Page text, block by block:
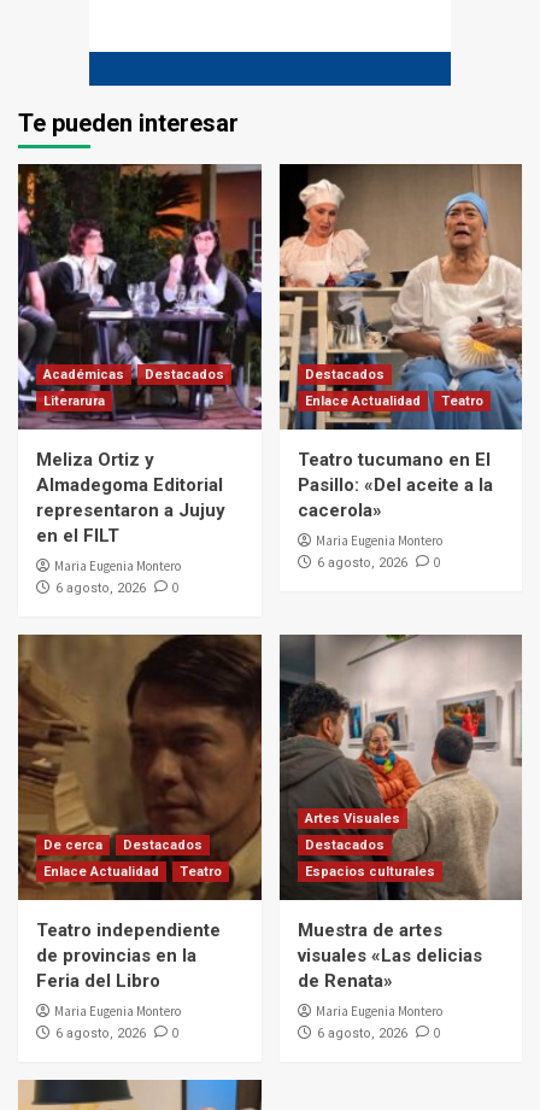
Te pueden interesar
Académicas
Destacados
Literarura
Meliza Ortiz y
Almadegoma Editorial
representaron a Jujuy
en el FILT
Maria Eugenia Montero
6 agosto, 2026 0
Destacados
Enlace Actualidad
Teatro
Teatro tucumano en El
Pasillo: «Del aceite a la
cacerola»
Maria Eugenia Montero
6 agosto, 2026 0
De cerca
Destacados
Enlace Actualidad
Teatro
Teatro independiente
de provincias en la
Feria del Libro
Maria Eugenia Montero
6 agosto, 2026 0
Artes Visuales
Destacados
Espacios culturales
Muestra de artes
visuales «Las delicias
de Renata»
Maria Eugenia Montero
6 agosto, 2026 0